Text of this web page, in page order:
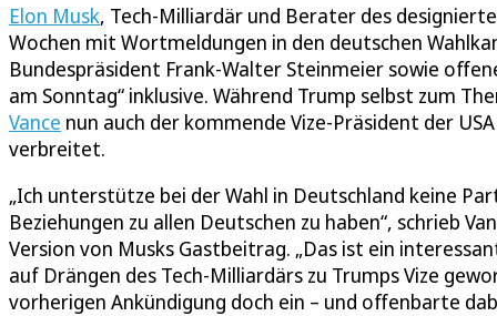
Elon Musk, Tech-Milliardär und Berater des
Wochen mit Wortmeldungen in den deutschen
Bundespräsident Frank-Walter Steinmeier sowie
am Sonntag“ inklusive. Während Trump selbst zum
Vance nun auch der kommende Vize-Präsident der
verbreitet.
„Ich unterstütze bei der Wahl in Deutschland keine
Beziehungen zu allen Deutschen zu haben“, schrieb
Version von Musks Gastbeitrag. „Das ist ein
auf Drängen des Tech-Milliardärs zu Trumps Vize
vorherigen Ankündigung doch ein – und offenbarte